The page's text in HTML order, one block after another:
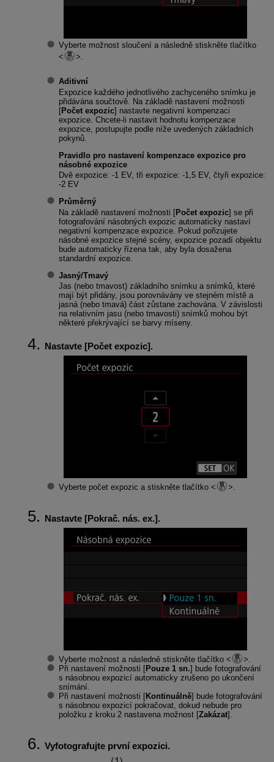
Vyberte možnost sloučení a následně stiskněte tlačítko
Aditivní
Expozice každého jednotlivého zachyceného snímku je
přidávána součtově. Na základě nastavení možnosti
[Počet expozic] nastavte negativní kompenzaci
expozice. Chcete-li nastavit hodnotu kompenzace
expozice, postupujte podle níže uvedených základních
pokynů.
Pravidlo pro nastavení kompenzace expozice pro
násobné expozice
Dvě expozice: -1 EV, tři expozice: -1,5 EV, čtyři expozice:
-2 EV
Průměrný
Na základě nastavení možnosti [Počet expozic] se při
fotografování násobných expozic automaticky nastaví
negativní kompenzace expozice. Pokud pořizujete
násobné expozice stejné scény, expozice pozadí objektu
bude automaticky řízena tak, aby byla dosažena
standardní expozice.
Jasný/Tmavý
Jas (nebo tmavost) základního snímku a snímků, které
mají být přidány, jsou porovnávány ve stejném místě a
jasná (nebo tmavá) část zůstane zachována. V závislosti
na relativním jasu (nebo tmavosti) snímků mohou být
některé překrývající se barvy míseny.
Nastavte [Počet expozic].
Vyberte počet expozic a stiskněte tlačítko .
Nastavte [Pokrač. nás. ex.].
Vyberte možnost a následně stiskněte tlačítko
.
Při nastavení možnosti [Pouze 1 sn.] bude fotografování
s násobnou expozicí automaticky zrušeno po ukončení
snímání.
Při nastavení možnosti [Kontinuálně] bude fotografování
s násobnou expozicí pokračovat, dokud nebude pro
položku z kroku 2 nastavena možnost [Zakázat].
Vyfotografujte první expozici.